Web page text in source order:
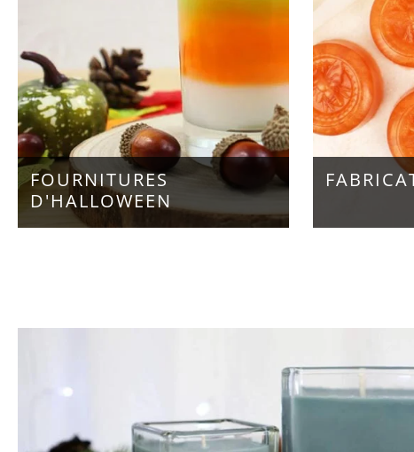
FOURNITURES
D'HALLOWEEN